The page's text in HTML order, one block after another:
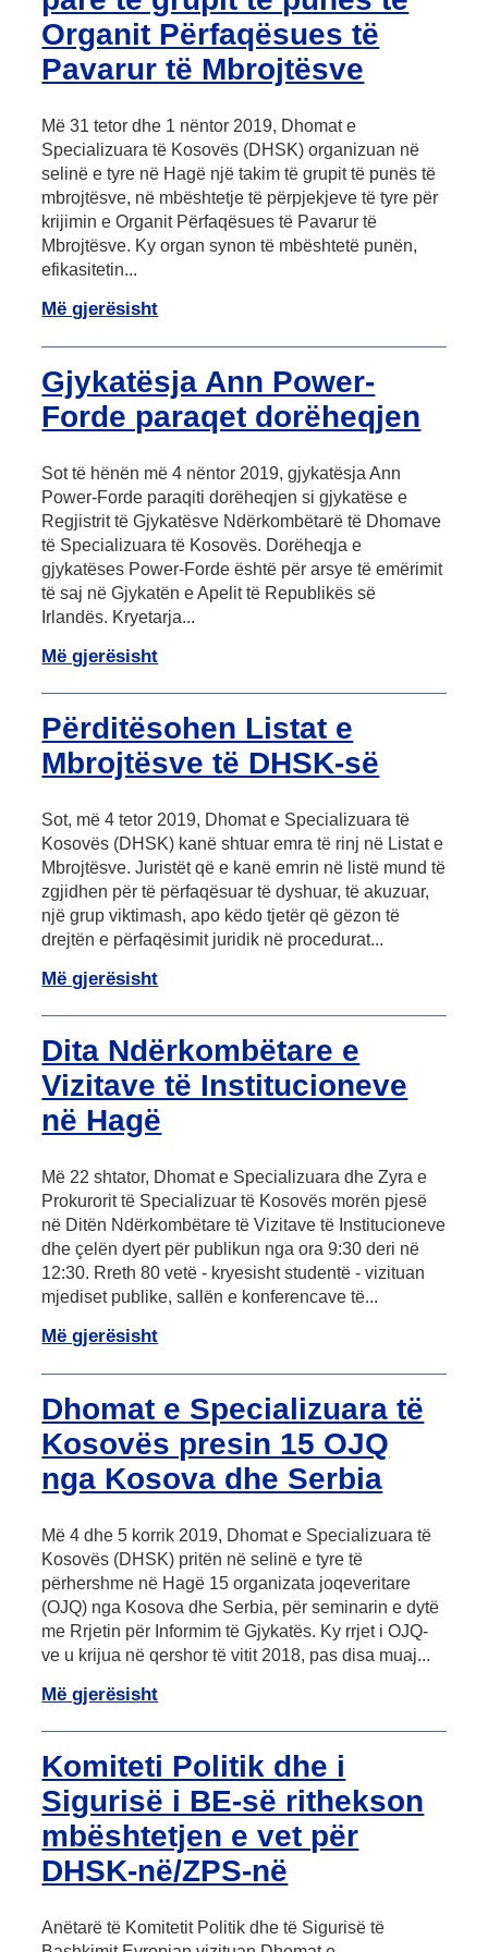
Organit Përfaqësues të
Pavarur të Mbrojtësve
Më 31 tetor dhe 1 nëntor 2019, Dhomat e
Specializuara të Kosovës (DHSK) organizuan në
selinë e tyre në Hagë një takim të grupit të punës të
mbrojtësve, në mbështetje të përpjekjeve të tyre për
krijimin e Organit Përfaqësues të Pavarur të
Mbrojtësve. Ky organ synon të mbështetë punën,
efikasitetin...
Më gjerësisht
Gjykatësja Ann Power-
Forde paraqet dorëheqjen
Sot të hënën më 4 nëntor 2019, gjykatësja Ann
Power-Forde paraqiti dorëheqjen si gjykatëse e
Regjistrit të Gjykatësve Ndërkombëtarë të Dhomave
të Specializuara të Kosovës. Dorëheqja e
gjykatëses Power‑Forde është për arsye të emërimit
të saj në Gjykatën e Apelit të Republikës së
Irlandës. Kryetarja...
Më gjerësisht
Përditësohen Listat e
Mbrojtësve të DHSK-së
Sot, më 4 tetor 2019, Dhomat e Specializuara të
Kosovës (DHSK) kanë shtuar emra të rinj në Listat e
Mbrojtësve. Juristët që e kanë emrin në listë mund të
zgjidhen për të përfaqësuar të dyshuar, të akuzuar,
një grup viktimash, apo këdo tjetër që gëzon të
drejtën e përfaqësimit juridik në procedurat...
Më gjerësisht
Dita Ndërkombëtare e
Vizitave të Institucioneve
në Hagë
Më 22 shtator, Dhomat e Specializuara dhe Zyra e
Prokurorit të Specializuar të Kosovës morën pjesë
në Ditën Ndërkombëtare të Vizitave të Institucioneve
dhe çelën dyert për publikun nga ora 9:30 deri në
12:30. Rreth 80 vetë - kryesisht studentë - vizituan
mjediset publike, sallën e konferencave të...
Më gjerësisht
Dhomat e Specializuara të
Kosovës presin 15 OJQ
nga Kosova dhe Serbia
Më 4 dhe 5 korrik 2019, Dhomat e Specializuara të
Kosovës (DHSK) pritën në selinë e tyre të
përhershme në Hagë 15 organizata joqeveritare
(OJQ) nga Kosova dhe Serbia, për seminarin e dytë
me Rrjetin për Informim të Gjykatës. Ky rrjet i OJQ-
ve u krijua në qershor të vitit 2018, pas disa muaj...
Më gjerësisht
Komiteti Politik dhe i
Sigurisë i BE-së rithekson
mbështetjen e vet për
DHSK-në/ZPS-në
Anëtarë të Komitetit Politik dhe të Sigurisë të